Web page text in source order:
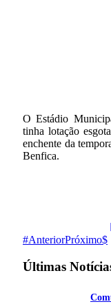
O Estádio
tinha lotação
enchente da
Benfica.
AnteriorPróximo
Últimas